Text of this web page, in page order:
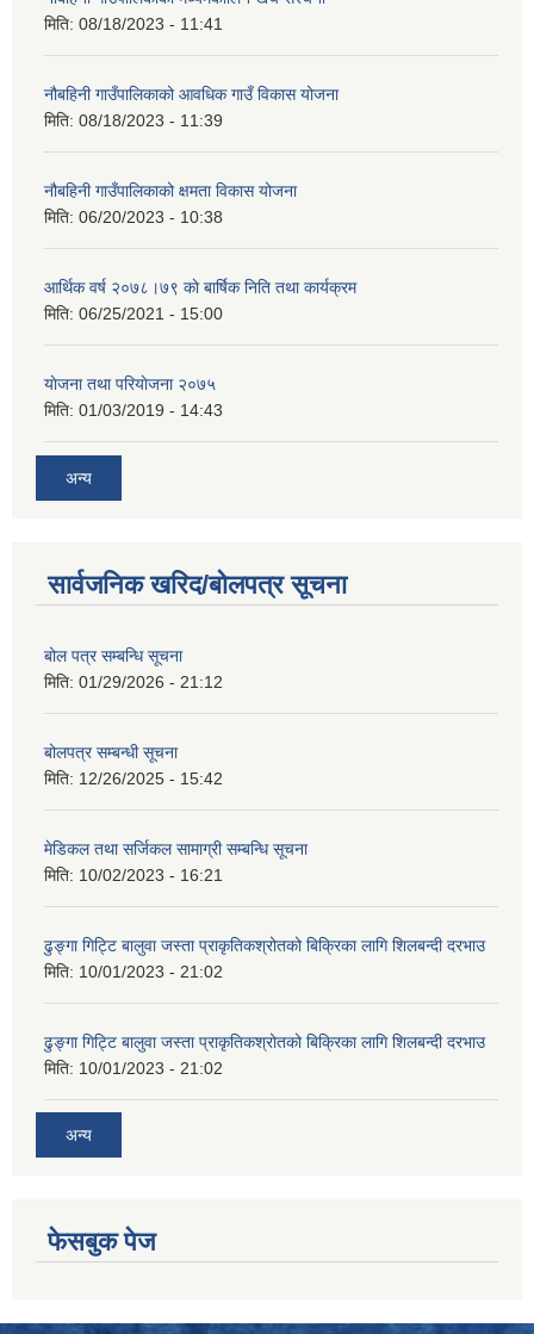
मिति: 08/18/2023 - 11:41
नौबहिनी गाउँपालिकाको आवधिक गाउँ विकास योजना
मिति: 08/18/2023 - 11:39
नौबहिनी गाउँपालिकाको क्षमता विकास योजना
मिति: 06/20/2023 - 10:38
आर्थिक वर्ष २०७८।७९ काे बार्षिक निति तथा कार्यक्रम
मिति: 06/25/2021 - 15:00
याेजना तथा परियाेजना २०७५
मिति: 01/03/2019 - 14:43
अन्य
सार्वजनिक खरिद/बोलपत्र सूचना
बोल पत्र सम्बन्धि सूचना
मिति: 01/29/2026 - 21:12
बोलपत्र सम्बन्धी सूचना
मिति: 12/26/2025 - 15:42
मेडिकल तथा सर्जिकल सामाग्री सम्बन्धि सूचना
मिति: 10/02/2023 - 16:21
ढुङ्गा गिट्टि बालुवा जस्ता प्राकृतिकश्रोतको बिक्रिका लागि शिलबन्दी दरभाउ
मिति: 10/01/2023 - 21:02
ढुङ्गा गिट्टि बालुवा जस्ता प्राकृतिकश्रोतको बिक्रिका लागि शिलबन्दी दरभाउ
मिति: 10/01/2023 - 21:02
अन्य
फेसबुक पेज